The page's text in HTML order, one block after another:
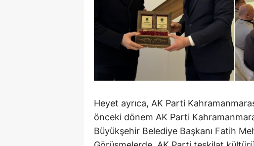
Heyet ayrıca, AK Parti
önceki dönem AK Parti
Büyükşehir Belediye Başkanı Fatih